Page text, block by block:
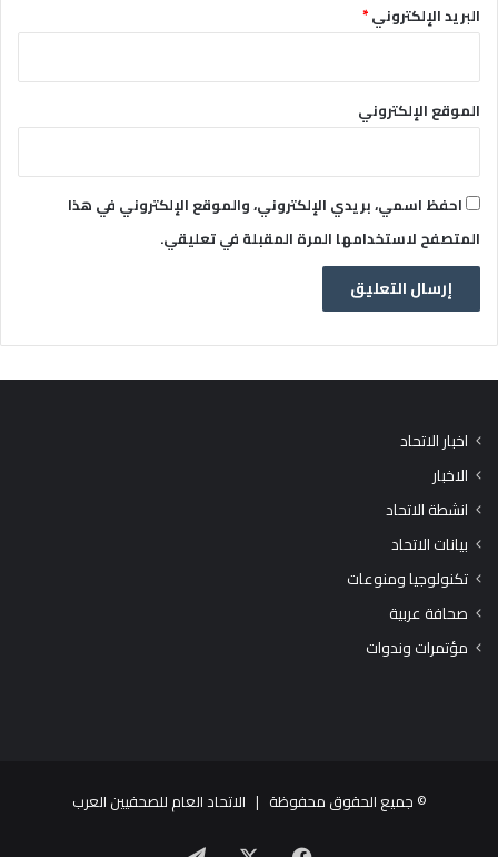
البريد الإلكتروني*
الموقع الإلكتروني
احفظ اسمي، بريدي الإلكتروني، والموقع الإلكتروني في هذا
المتصفح لاستخدامها المرة المقبلة في تعليقي.
اخبار الاتحاد
الاخبار
انشطة الاتحاد
بيانات الاتحاد
تكنولوجيا ومنوعات
صحافة عربية
مؤتمرات وندوات
© جميع الحقوق محفوظة | الاتحاد العام للصحفيين العرب